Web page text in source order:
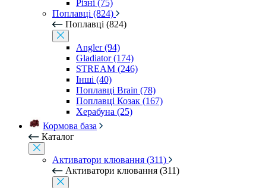
Різні (75)
Поплавці (824)
Поплавці (824)
Angler (94)
Gladiator (174)
STREAM (246)
Інші (40)
Поплавці Brain (78)
Поплавці Козак (167)
Херабуна (25)
Кормова база
Каталог
Активатори клювання (311)
Активатори клювання (311)